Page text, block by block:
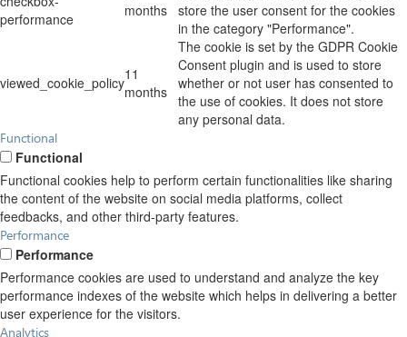
performance
months store the user consent for the cookies
in the category "Performance".
viewed_cookie_policy11
months
The cookie is set by the GDPR Cookie
Consent plugin and is used to store
whether or not user has consented to
the use of cookies. It does not store
any personal data.
Functional
Functional
Functional cookies help to perform certain functionalities like sharing
the content of the website on social media platforms, collect
feedbacks, and other third-party features.
Performance
Performance
Performance cookies are used to understand and analyze the key
performance indexes of the website which helps in delivering a better
user experience for the visitors.
Analytics